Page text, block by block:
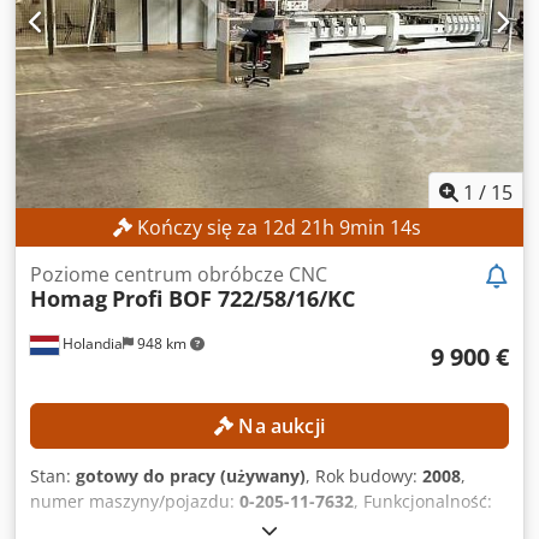
Oznakowanie CE Jednostka tnąca Wyłącznik blokady drzwi
Kurtyna świetlna bezpieczeństwa Wiertło
1 / 15
Kończy się za 12d 21h 9min 12s
Holandia 948 km
Poziome centrum obróbcze CNC
Homag Profi BOF 722/58/16/KC
9 900 €
Na aukcji
Stan: gotowy do pracy (używany), Rok budowy: 2008,
numer maszyny/pojazdu: 0-205-11-7632, Funkcjonalność:
, szerokość robocza: